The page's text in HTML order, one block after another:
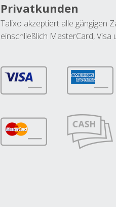
Privatkunden
Talixo akzeptiert alle gängigen
einschließlich MasterCard, Visa